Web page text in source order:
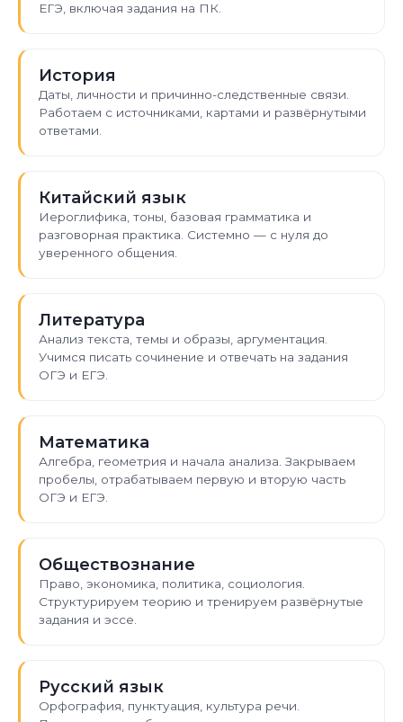
ЕГЭ, включая задания на ПК.
История
Даты, личности и причинно-следственные связи.
Работаем с источниками, картами и развёрнутыми
ответами.
Китайский язык
Иероглифика, тоны, базовая грамматика и
разговорная практика. Системно — с нуля до
уверенного общения.
Литература
Анализ текста, темы и образы, аргументация.
Учимся писать сочинение и отвечать на задания
ОГЭ и ЕГЭ.
Математика
Алгебра, геометрия и начала анализа. Закрываем
пробелы, отрабатываем первую и вторую часть
ОГЭ и ЕГЭ.
Обществознание
Право, экономика, политика, социология.
Структурируем теорию и тренируем развёрнутые
задания и эссе.
Русский язык
Орфография, пунктуация, культура речи.